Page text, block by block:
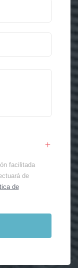
facilitada
de
de